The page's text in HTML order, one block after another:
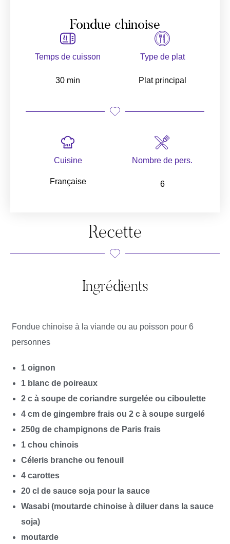
Fondue chinoise
Temps de cuisson
30 min
Type de plat
Plat principal
Cuisine
Française
Nombre de pers.
6
Recette
Ingrédients
Fondue chinoise à la viande ou au poisson pour 6
personnes
1 oignon
1 blanc de poireaux
2 c à soupe de coriandre surgelée ou ciboulette
4 cm de gingembre frais ou 2 c à soupe surgelé
250g de champignons de Paris frais
1 chou chinois
Céleris branche ou fenouil
4 carottes
20 cl de sauce soja pour la sauce
Wasabi (moutarde chinoise à diluer dans la sauce
soja)
moutarde